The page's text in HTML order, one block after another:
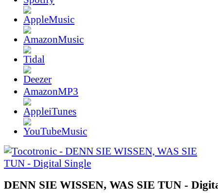
AmazonMP3
DENN SIE WISSEN, WAS SIE TUN -